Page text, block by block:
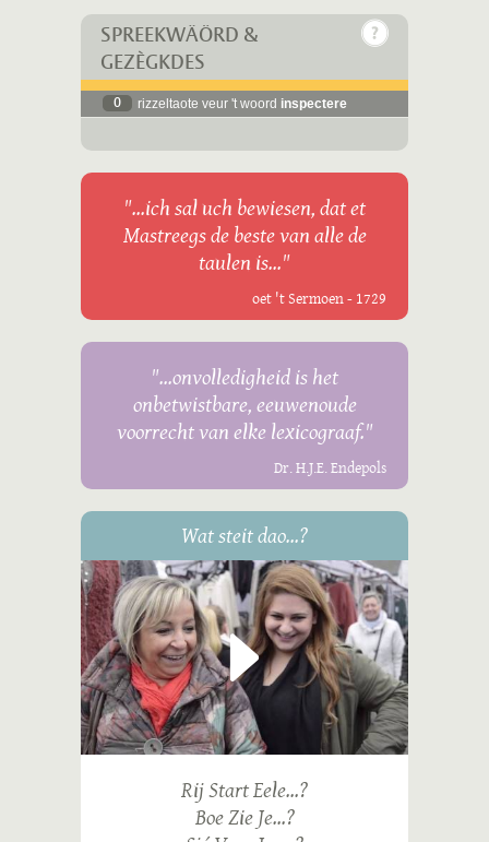
SPREEKWÄÖRD &
GEZÈGKDES
0 rizzeltaote veur 't woord inspectere
"...ich sal uch bewiesen, dat et
Mastreegs de beste van alle de
taulen is..."
oet 't Sermoen - 1729
"...onvolledigheid is het
onbetwistbare, eeuwenoude
voorrecht van elke lexicograaf."
Dr. H.J.E. Endepols
Wat steit dao...?
Rij Start Eele...?
Boe Zie Je...?